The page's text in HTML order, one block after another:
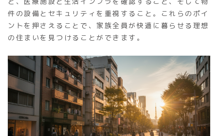
件の設備とセキュリティを重視すること。これらのポイ
ントを押さえることで、家族全員が快適に暮らせる理想
の住まいを見つけることができます。